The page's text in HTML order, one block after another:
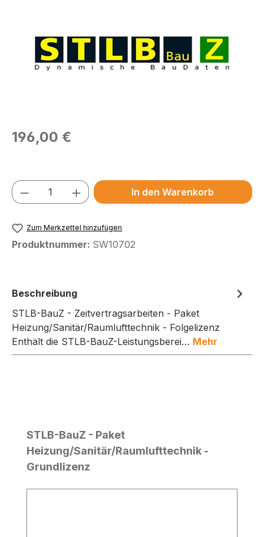
Regulärer Preis:
196,00 €
Produkt Anzahl: Gib den gewünschten
In den Warenkorb
Zum Merkzettel hinzufügen
Produktnummer: SW10702
Beschreibung
STLB-BauZ - Zeitvertragsarbeiten - Paket
Heizung/Sanitär/Raumlufttechnik - Folgelizenz
Enthält die STLB-BauZ-Leistungsberei… Mehr
Produktgalerie überspringen
STLB-BauZ - Paket
Heizung/Sanitär/Raumlufttechnik -
Grundlizenz